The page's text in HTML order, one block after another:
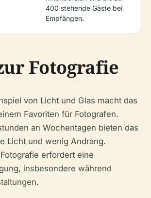
400 stehende Gäste bei
Empfängen.
Fotografie
von Licht und Glas macht das
Favoriten für Fotografen.
an Wochentagen bieten das
Licht und wenig Andrang.
erfordert eine
insbesondere während